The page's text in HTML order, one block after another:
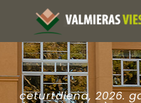
ceturtdiena, 2026.